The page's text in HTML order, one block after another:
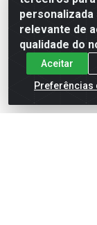
relevante de
qualidade do
Aceitar
Preferências